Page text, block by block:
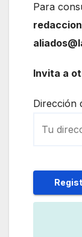
Para
Invita a
Dirección